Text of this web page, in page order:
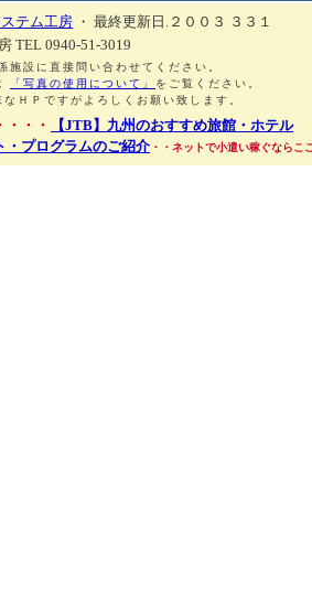
ステム工房 ・ 最終更新日.２００３ ３３１
TEL 0940-51-3019
設に直接問い合わせてください。
「写真の使用について」 をご覧ください。
ＨＰですがよろしくお願い致します。
・・
【JTB】九州のおすすめ旅館・ホテル
・プログラムのご紹介 ・・ネットで小遣い稼ぐならこ